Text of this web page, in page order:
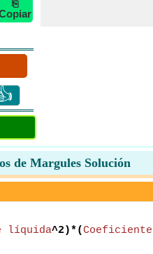
⎘
de Margules Solución
líquida^2)*(